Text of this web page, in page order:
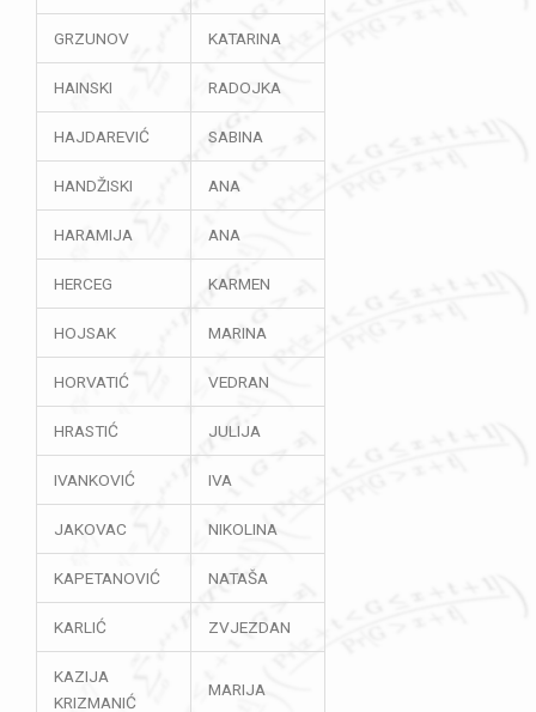
GRZUNOV KATARINA
HAINSKI RADOJKA
HAJDAREVIĆ SABINA
HANDŽISKI ANA
HARAMIJA ANA
HERCEG KARMEN
HOJSAK MARINA
HORVATIĆ VEDRAN
HRASTIĆ JULIJA
IVANKOVIĆ IVA
JAKOVAC NIKOLINA
KAPETANOVIĆ NATAŠA
KARLIĆ ZVJEZDAN
KAZIJA
KRIZMANIĆ
MARIJA